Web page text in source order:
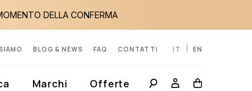
DELLA CONFERMA
BLOG & NEWS FAQ CONTATTI IT EN
Marchi Offerte